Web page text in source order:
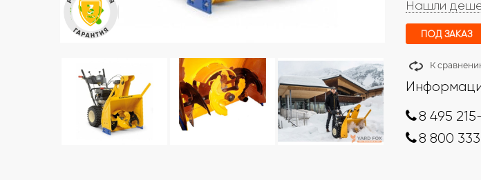
Нашли
ПОД ЗАКАЗ
К
8 495
8 800